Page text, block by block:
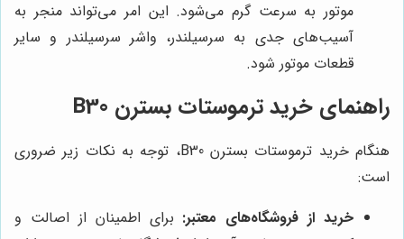
موتور به سرعت گرم می‌شود. این امر می‌تواند منجر به
آسیب‌های جدی به سرسیلندر، واشر سرسیلندر و سایر
قطعات موتور شود.
راهنمای خرید ترموستات بسترن B30
هنگام خرید ترموستات بسترن B30، توجه به نکات زیر ضروری
است:
خرید از فروشگاه‌های معتبر: برای اطمینان از اصالت و